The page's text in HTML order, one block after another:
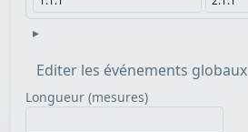
▸
Editer les événements globaux
Longueur (mesures)